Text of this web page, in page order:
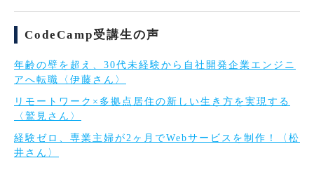
CodeCamp受講生の声
年齢の壁を超え、30代未経験から自社開発企業エンジニ
アへ転職〈伊藤さん〉
リモートワーク×多拠点居住の新しい生き方を実現する
〈鷲見さん〉
経験ゼロ、専業主婦が2ヶ月でWebサービスを制作！〈松
井さん〉